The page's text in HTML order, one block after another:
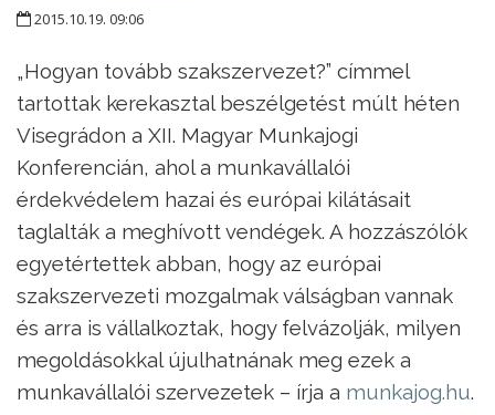
2015.10.19. 09:06
„Hogyan tovább szakszervezet?” címmel
tartottak kerekasztal beszélgetést múlt héten
Visegrádon a XII. Magyar Munkajogi
Konferencián, ahol a munkavállalói
érdekvédelem hazai és európai kilátásait
taglalták a meghívott vendégek. A hozzászólók
egyetértettek abban, hogy az európai
szakszervezeti mozgalmak válságban vannak
és arra is vállalkoztak, hogy felvázolják, milyen
megoldásokkal újulhatnának meg ezek a
munkavállalói szervezetek – írja a munkajog.hu.